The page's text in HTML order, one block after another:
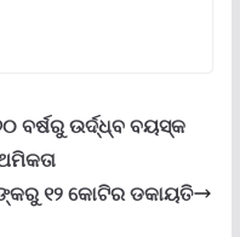
ବର୍ଷରୁ ଉର୍ଦ୍ଧ୍ବ ବୟସ୍କ
୧୨ କୋଟିର ଡକାୟତି